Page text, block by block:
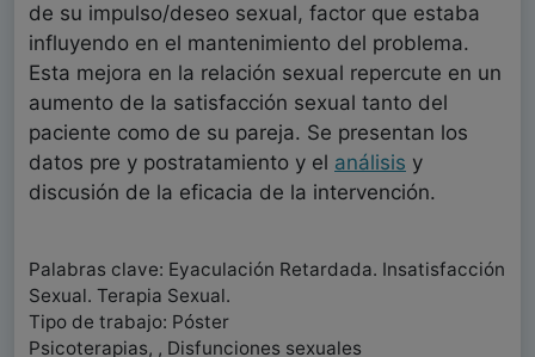
de su impulso/deseo sexual, factor que estaba
influyendo en el mantenimiento del problema.
Esta mejora en la relación sexual repercute en un
aumento de la satisfacción sexual tanto del
paciente como de su pareja. Se presentan los
datos pre y postratamiento y el análisis y
discusión de la eficacia de la intervención.
Palabras clave: Eyaculación Retardada. Insatisfacción
Sexual. Terapia Sexual.
Tipo de trabajo: Póster
Psicoterapias, , Disfunciones sexuales